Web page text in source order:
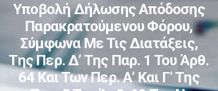
Υποβολή Δήλωσης Απόδοσης
Παρακρατούμενου Φόρου,
Σύμφωνα Με Τις Διατάξεις,
Της Περ. Δ’ Της Παρ. 1 Του Άρθ.
64 Και Των Περ. Α’ Και Γ’ Της